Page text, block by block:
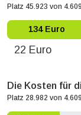
Platz 45.923 von 4.609
134 Euro
22 Euro
Die Kosten für
Platz 28.982 von 4.609